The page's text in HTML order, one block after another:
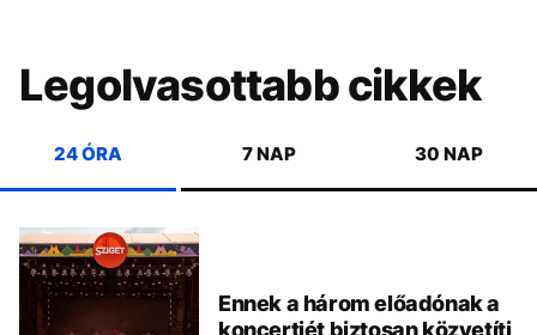
Legolvasottabb cikkek
24 ÓRA 7 NAP 30 NAP
Ennek a három előadónak a
koncertjét biztosan közvetíti